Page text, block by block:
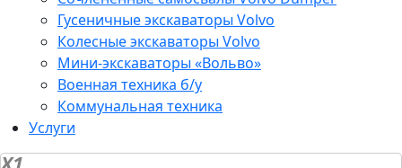
Гусеничные экскаваторы Volvo
Колесные экскаваторы Volvo
Мини-экскаваторы «Вольво»
Военная техника б/у
Коммунальная техника
Услуги